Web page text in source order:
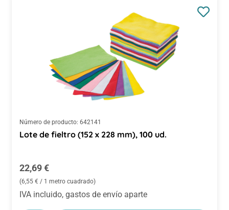
Número de producto: 642141
Lote de fieltro (152 x 228 mm), 100 ud.
Precio normal:
22,69 €
(6,55 € / 1 metro cuadrado)
IVA incluido, gastos de envío aparte